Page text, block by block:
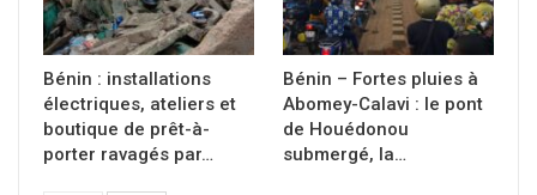
Bénin : installations
électriques, ateliers et
boutique de prêt-à-
porter ravagés par…
Bénin – Fortes pluies à
Abomey-Calavi : le pont
de Houédonou
submergé, la…